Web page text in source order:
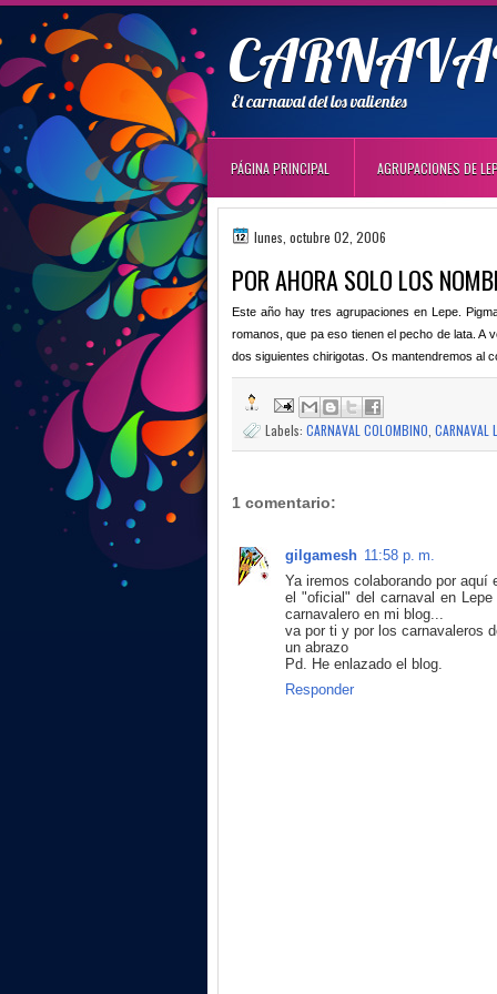
El carnaval del los valientes
PÁGINA PRINCIPAL AGRUPACIONES DE
lunes, octubre 02, 2006
POR AHORA SOLO LOS
Este año hay tres agrupaciones en Lepe.
romanos, que pa eso tienen el pecho de lata. A
dos siguientes chirigotas. Os mantendremos al
Labels: CARNAVAL COLOMBINO CARNAVAL
1 comentario:
gilgamesh 11:58 p. m.
Ya iremos colaborando por aquí
el "oficial" del carnaval en
carnavalero en mi blog...
va por ti y por los carnavaleros
un abrazo
Pd. He enlazado el blog.
Responder